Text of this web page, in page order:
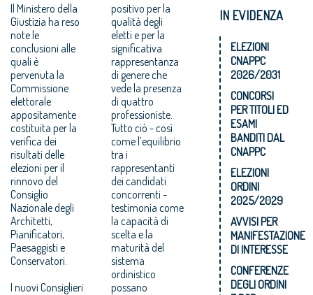
Il Ministero della
Giustizia ha reso
note le
conclusioni alle
quali è
pervenuta la
Commissione
elettorale
appositamente
costituita per la
verifica dei
risultati delle
elezioni per il
rinnovo del
Consiglio
Nazionale degli
Architetti,
Pianificatori,
Paesaggisti e
Conservatori.
I nuovi Consiglieri
positivo per la
qualità degli
eletti e per la
significativa
rappresentanza
di genere che
vede la presenza
di quattro
professioniste.
Tutto ciò - così
come l’equilibrio
tra i
rappresentanti
dei candidati
concorrenti -
testimonia come
la capacità di
scelta e la
maturità del
sistema
ordinistico
possano
IN EVIDENZA
ELEZIONI
CNAPPC
2026/2031
CONCORSI
PER TITOLI ED
ESAMI
BANDITI DAL
CNAPPC
ELEZIONI
ORDINI
2025/2029
AVVISI PER
MANIFESTAZIONE
DI INTERESSE
CONFERENZE
DEGLI ORDINI